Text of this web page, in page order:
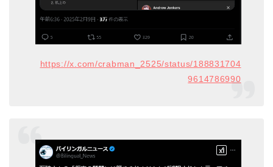
https://x.com/crabman_2525/status/188831704
9614786990